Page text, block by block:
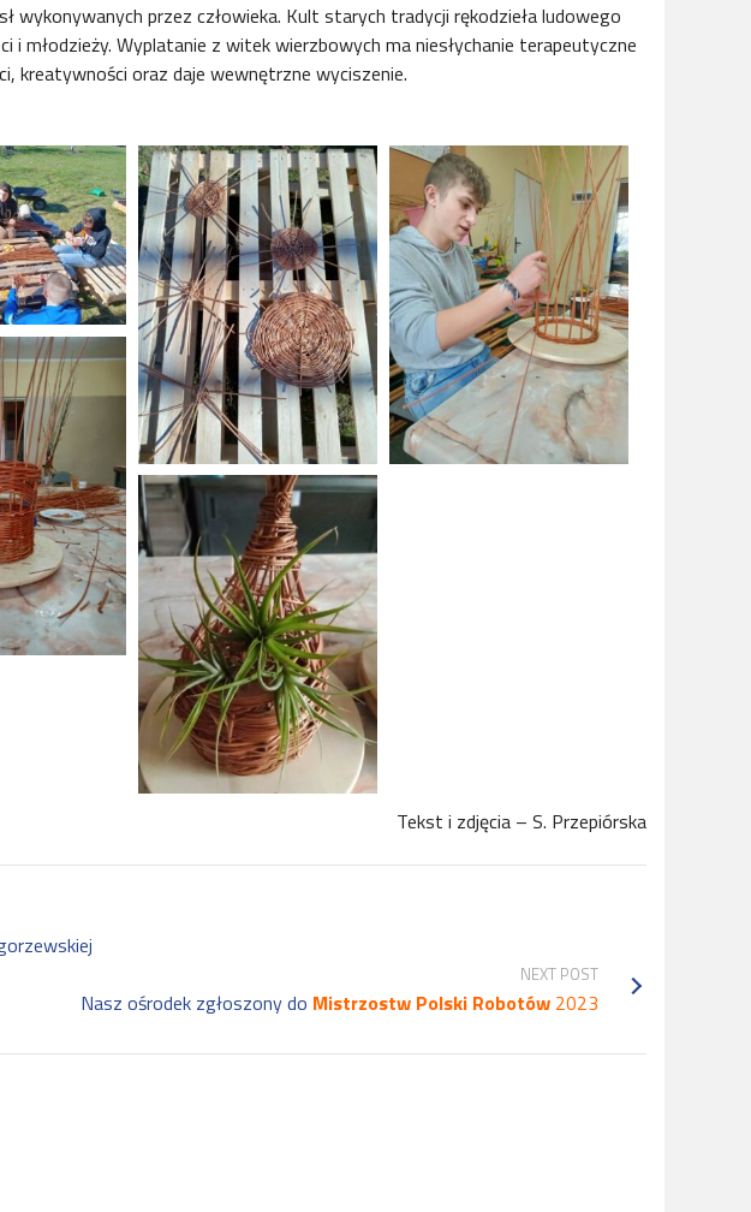
wykonywanych przez człowieka. Kult starych tradycji rękodzieła ludowego
i młodzieży. Wyplatanie z witek wierzbowych ma niesłychanie terapeutyczne
kreatywności oraz daje wewnętrzne wyciszenie.
Tekst i zdjęcia – S. Przepiórska
NEXT POST
Nasz ośrodek zgłoszony do Mistrzostw Polski Robotów 2023